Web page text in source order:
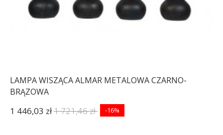
LAMPA WISZĄCA ALMAR METALOWA CZARNO-
BRĄZOWA
1 446,03 zł1 721,46 zł -16%